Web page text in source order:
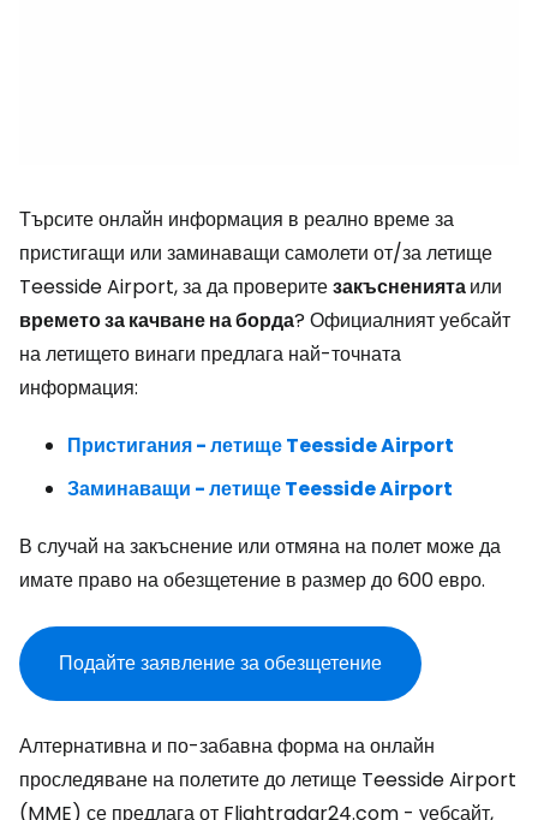
Търсите онлайн информация в реално време за
пристигащи или заминаващи самолети от/за летище
Teesside Airport, за да проверитезакъснениятаили
времето за качване на борда? Официалният уебсайт
на летището винаги предлага най-точната
информация:
Пристигания - летище Teesside Airport
Заминаващи - летище Teesside Airport
В случай на закъснение или отмяна на полет може да
имате право на обезщетение в размер до 600 евро.
Подайте заявление за обезщетение
Алтернативна и по-забавна форма на онлайн
проследяване на полетите до летище Teesside Airport
(MME) се предлага от Flightradar24.com - уебсайт,